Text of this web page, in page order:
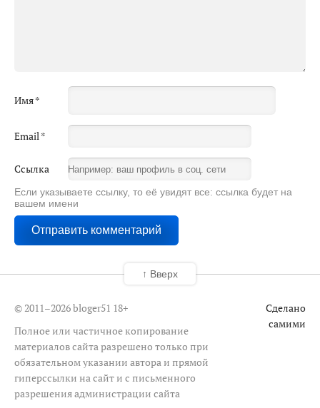
Имя*
Email *
Ссылка
Если указываете ссылку, то её увидят все: ссылка будет на
вашем имени
© 2011–2026 bloger51 18+
Полное или частичное копирование
материалов сайта разрешено только при
обязательном указании автора и прямой
гиперссылки на сайт и с письменного
разрешения администрации сайта
Сделано
самими
↑ Вверх